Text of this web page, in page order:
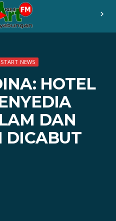
chevron_right
START NEWS
HOTEL
DAN
DICABUT